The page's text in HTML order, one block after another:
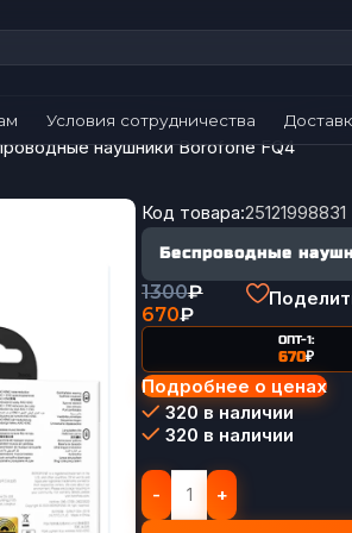
Условия сотрудничества
наушники Borofone FQ4
Код товара:25121998831
Беспроводные
1300₽
670₽
ОПТ-1:
670₽
Подробнее о ценах
320 в наличии
320 в наличии